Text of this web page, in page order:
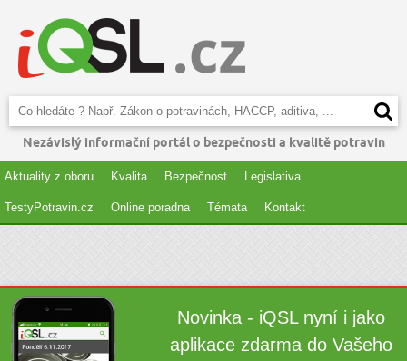
Nezávislý informační portál o bezpečnosti a kvalitě potravin
Aktuality z oboru Kvalita Bezpečnost Legislativa
TestyPotravin.cz Online poradna Témata Kontakt
Novinka - iQSL nyní i jako
aplikace zdarma do Vašeho